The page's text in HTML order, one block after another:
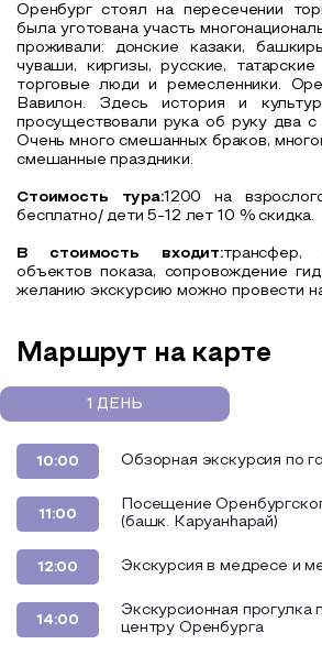
Оренбург стоял на пересечении
была уготована участь
проживали: донские казаки,
чуваши, киргизы, русские,
торговые люди и ремесленники.
Вавилон. Здесь история и
просуществовали рука об руку два
Очень много смешанных браков,
смешанные праздники.
Стоимость тура:1200 на
бесплатно/ дети 5-12 лет 10 % скидка.
В стоимость входит:трансфер,
объектов показа, сопровождение
желанию экскурсию можно провести
Маршрут на карте
1 ДЕНЬ
10:00 Обзорная экскурсия по
11:00
Посещение
(башк. Каруанһарай)
12:00 Экскурсия в медресе и
14:00
Экскурсионная прогулка
центру Оренбурга